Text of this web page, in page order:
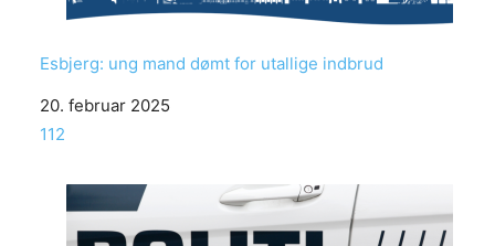
Esbjerg: ung mand dømt for utallige indbrud
Date
20. februar 2025
In relation to
112